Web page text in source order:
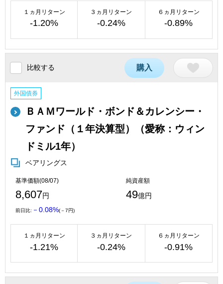
１ヵ月リターン
-1.20%
３ヵ月リターン
-0.24%
６ヵ月リターン
-0.89%
比較する 購入
外国債券
ＢＡＭワールド・ボンド＆カレンシー・
ファンド（１年決算型）（愛称：ウィン
ドミル1年）
ベアリングス
基準価額(08/07)
8,607円
純資産額
49億円
前日比: －0.08%(－7円)
１ヵ月リターン
-1.21%
３ヵ月リターン
-0.24%
６ヵ月リターン
-0.91%